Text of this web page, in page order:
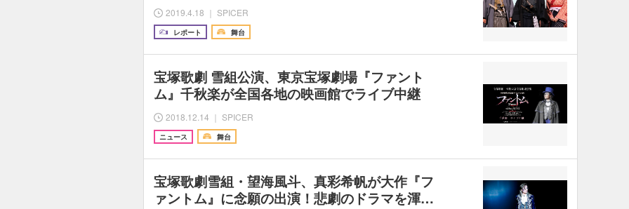
2019.4.18 ｜ SPICER
レポート 舞台
宝塚歌劇 雪組公演、東京宝塚劇場『ファント
ム』千秋楽が全国各地の映画館でライブ中継
2018.12.14 ｜ SPICER
ニュース 舞台
宝塚歌劇雪組・望海風斗、真彩希帆が大作『フ
ァントム』に念願の出演！悲劇のドラマを渾…